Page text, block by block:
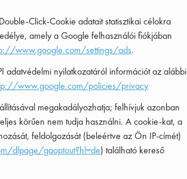
Click-Cookie adatait statisztikai célokra
amely a Google felhasználói fiókjában
www.google.com/settings/ads.
nyilatkozatáról információt az alábbi
www.google.com/policies/privacy
megakadályozhatja; felhívjuk azonban
körűen nem tudja használni. A cookie-kat, a
feldolgozását (beleértve az Ön IP-címét)
dlpage/gaoptout?hl=de) található kereső